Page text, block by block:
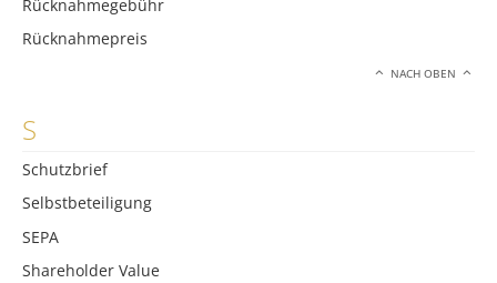
Rücknahmegebühr
Rücknahmepreis
NACH OBEN
S
Schutzbrief
Selbstbeteiligung
SEPA
Shareholder Value